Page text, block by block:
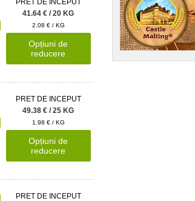
PRET DE INCEPUT
41.64 € / 20 KG
2.08 € / KG
Opțiuni de
reducere
PRET DE INCEPUT
49.38 € / 25 KG
1.98 € / KG
Opțiuni de
reducere
PRET DE INCEPUT